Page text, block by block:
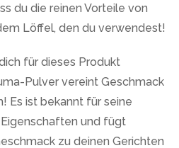
du die reinen Vorteile von
Löffel, den du verwendest!
für dieses Produkt
Pulver vereint Geschmack
Es ist bekannt für seine
und fügt
zu deinen Gerichten